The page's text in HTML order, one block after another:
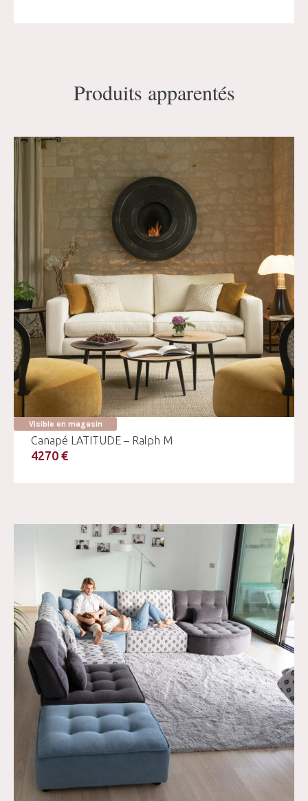
Produits apparentés
Visible en magasin
Canapé LATITUDE – Ralph M
4270 €